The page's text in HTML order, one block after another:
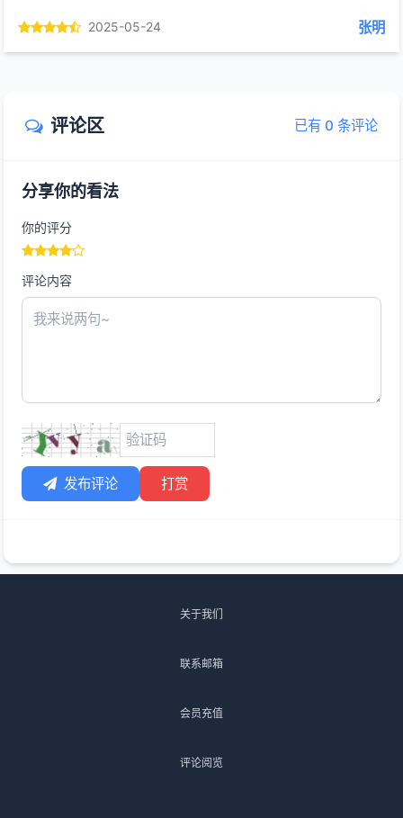
2025-05-24 张明
评论区 已有 0 条评论
分享你的看法
你的评分
评论内容
发布评论 打赏
关于我们
联系邮箱
会员充值
评论阅览